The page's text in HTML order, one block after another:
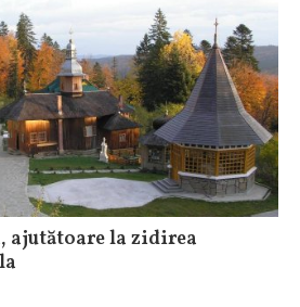
ajutătoare la zidirea